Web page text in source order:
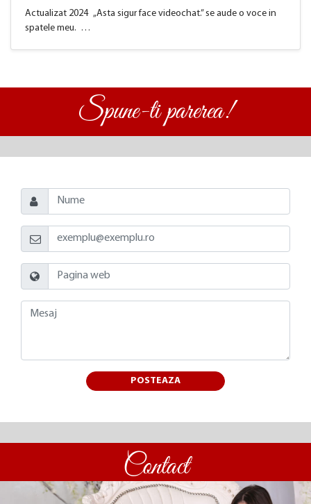
Actualizat 2024 „Asta sigur face videochat.” se aude o voce in
spatele meu. …
Spune-ti parerea!
POSTEAZA
Contact